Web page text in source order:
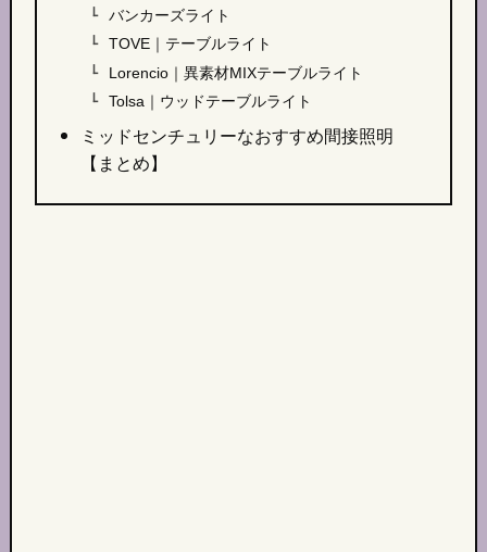
バンカーズライト
TOVE｜テーブルライト
Lorencio｜異素材MIXテーブルライト
Tolsa｜ウッドテーブルライト
ミッドセンチュリーなおすすめ間接照明
【まとめ】